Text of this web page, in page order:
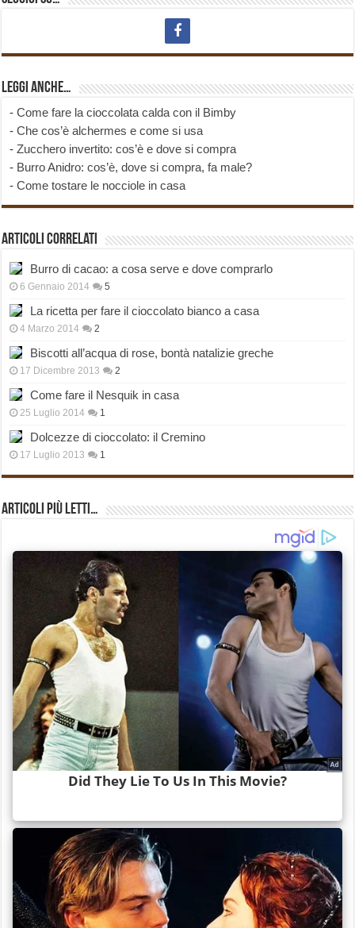
Leggi anche…
-Come fare la cioccolata calda con il Bimby
-Che cos’è alchermes e come si usa
-Zucchero invertito: cos’è e dove si compra
- Burro Anidro: cos’è, dove si compra, fa male?
-Come tostare le nocciole in casa
Articoli correlati
Burro di cacao: a cosa serve e dove comprarlo
6 Gennaio 2014 5
La ricetta per fare il cioccolato bianco a casa
4 Marzo 2014 2
Biscotti all’acqua di rose, bontà natalizie greche
17 Dicembre 2013 2
Come fare il Nesquik in casa
25 Luglio 2014 1
Dolcezze di cioccolato: il Cremino
17 Luglio 2013 1
Articoli più Letti…